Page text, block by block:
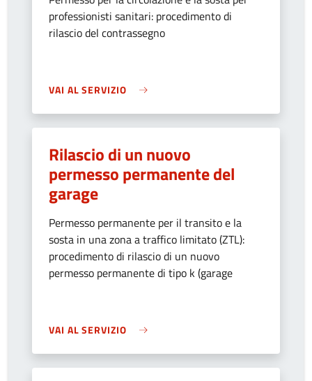
professionisti sanitari: procedimento di
rilascio del contrassegno
VAI AL SERVIZIO
Rilascio di un nuovo
permesso permanente del
garage
Permesso permanente per il transito e la
sosta in una zona a traffico limitato (ZTL):
procedimento di rilascio di un nuovo
permesso permanente di tipo k (garage
VAI AL SERVIZIO